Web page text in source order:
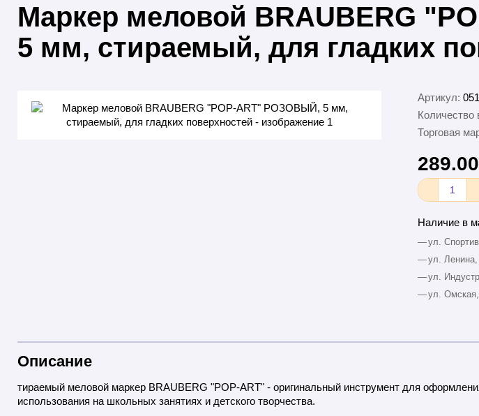
Маркер меловой BRAUBERG
5 мм, стираемый, для гладких
Артикул:
Количество
Торговая
Наличие в
—ул.
—ул.
—ул.
—ул.
Описание
тираемый меловой маркер BRAUBERG "POP-ART" - оригинальный инструмент для
использования на школьных занятиях и детского творчества.